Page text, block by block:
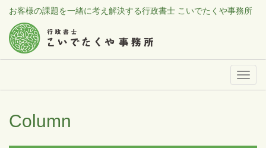
お客様の課題を一緒に考え解決する行政書士 こいでたくや事務所
メ
Column